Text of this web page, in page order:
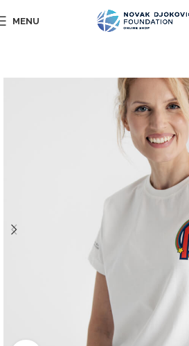
MENU